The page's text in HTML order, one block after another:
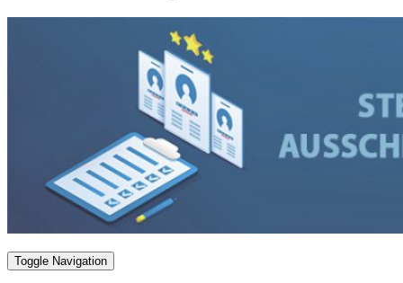
Toggle Navigation